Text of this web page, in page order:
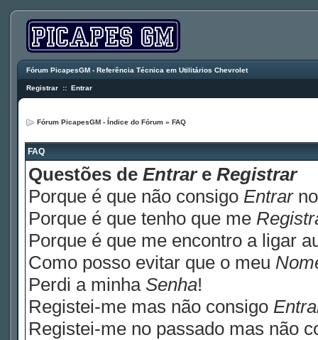
Fórum PicapesGM - Referência Técnica em Utilitários Chevrolet
Registrar :: Entrar
Fórum PicapesGM - Índice do Fórum » FAQ
FAQ
Questões de Entrare Registrar
Porque é que não consigo Entrar
Porque é que tenho que me
Porque é que me encontro a ligar
Como posso evitar que o meu
Perdi a minha Senha!
Registei-me mas não consigo
Registei-me no passado mas não